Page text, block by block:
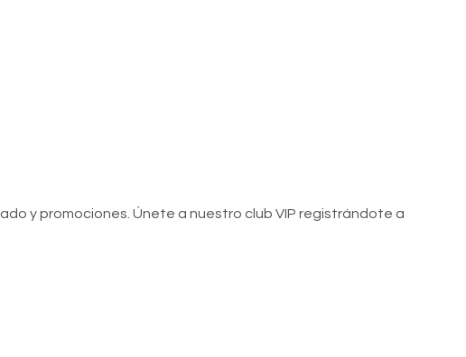
y promociones. Únete a nuestro club VIP registrándote a